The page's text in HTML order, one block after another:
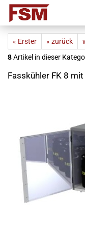
« Erster « zurück
8Artikel in dieser
Fasskühler FK 8